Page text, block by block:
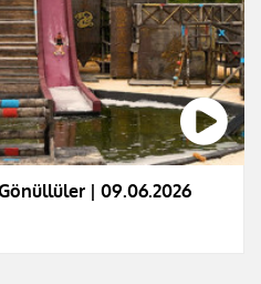
| 09.06.2026